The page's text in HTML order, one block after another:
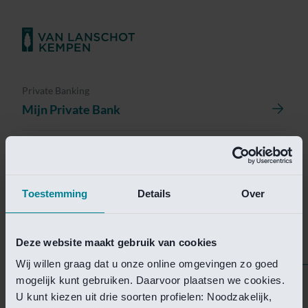
Toestemming Details Over
Deze website maakt gebruik van cookies
Wij willen graag dat u onze online omgevingen zo goed
mogelijk kunt gebruiken. Daarvoor plaatsen we cookies.
U kunt kiezen uit drie soorten profielen: Noodzakelijk,
Private Banking
Mijn Private Bank
Helaas is deze pagina